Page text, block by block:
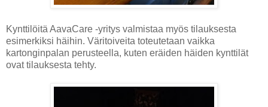
Kynttilöitä AavaCare -yritys valmistaa myös tilauksesta
esimerkiksi häihin. Väritoiveita toteutetaan vaikka
kartonginpalan perusteella, kuten eräiden häiden kynttilät
ovat tilauksesta tehty.